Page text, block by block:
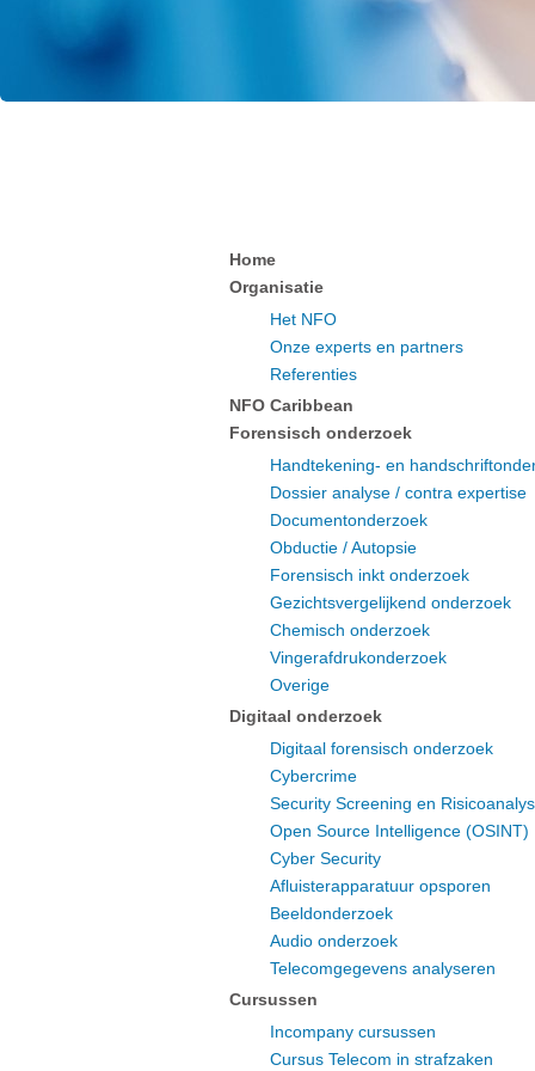
Home
Organisatie
Het NFO
Onze experts en partners
Referenties
NFO Caribbean
Forensisch onderzoek
Handtekening- en
Dossier analyse / contra expertise
Documentonderzoek
Obductie / Autopsie
Forensisch inkt onderzoek
Gezichtsvergelijkend onderzoek
Chemisch onderzoek
Vingerafdrukonderzoek
Overige
Digitaal onderzoek
Digitaal forensisch onderzoek
Cybercrime
Security Screening en
Open Source Intelligence (OSINT)
Cyber Security
Afluisterapparatuur opsporen
Beeldonderzoek
Audio onderzoek
Telecomgegevens analyseren
Cursussen
Incompany cursussen
Cursus Telecom in strafzaken